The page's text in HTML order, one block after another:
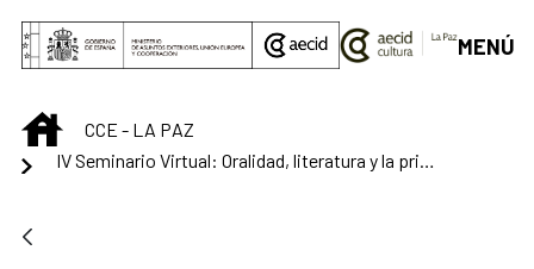
Saltar al contenido principal
MENÚ
INICIOCCE - LA PAZ
IV Seminario Virtual: Oralidad, literatura y la primera infancia